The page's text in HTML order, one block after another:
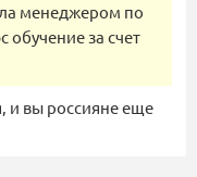
менеджером по
за счет
и вы россияне еще